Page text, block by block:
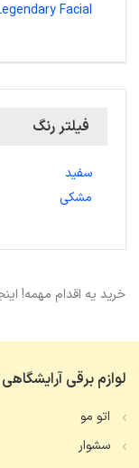
Facial
فیلتر رنگ
سفید
مشکی
خرید یه اقدام مهمه!
لوازم برقی
اتو مو
سشوار